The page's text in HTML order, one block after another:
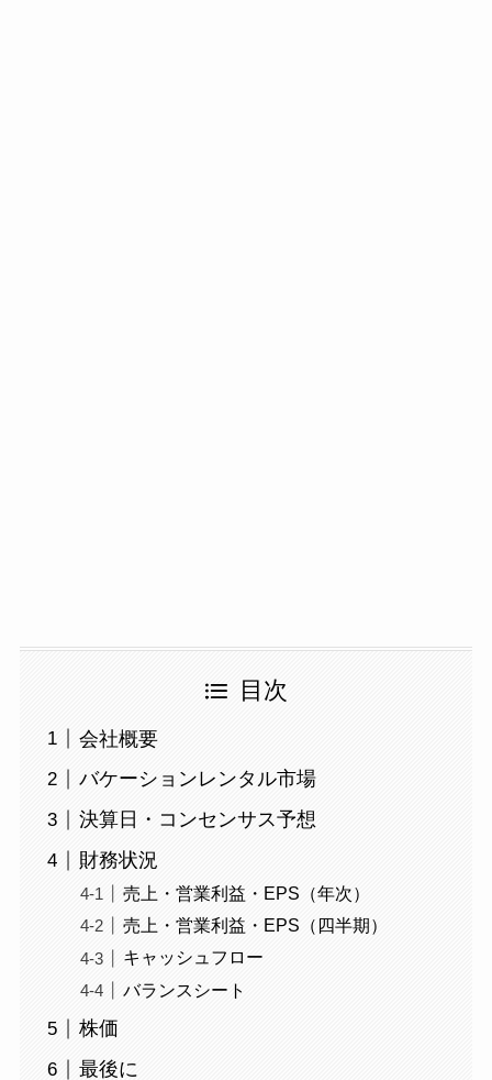
目次
会社概要
バケーションレンタル市場
決算日・コンセンサス予想
財務状況
売上・営業利益・EPS（年次）
売上・営業利益・EPS（四半期）
キャッシュフロー
バランスシート
株価
最後に